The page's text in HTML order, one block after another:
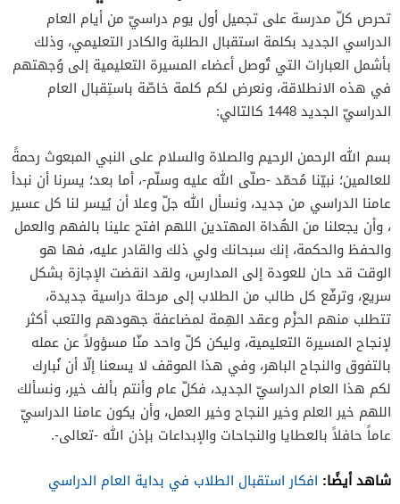
تحرص كلّ مدرسة على تجميل أول يوم دراسيّ من أيام العام
الدراسي الجديد بكلمة استقبال الطلبة والكادر التعليمي، وذلك
بأشمل العبارات التي تُوصل أعضاء المسيرة التعليمية إلى وُجهتهم
في هذه الانطلاقة، ونعرض لكم كلمة خاصّة باستِقبال العام
الدراسيّ الجديد 1448 كالتالي:
بسم الله الرحمن الرحيم والصلاة والسلام على النبي المبعوث رحمةً
للعالمين؛ نبيّنا مُحمّد -صلّى الله عليه وسلّم-، أما بعد؛ يسرنا أن نبدأ
عامنا الدراسي من جديد، ونسأل الله جلّ وعلا أن يُيسر لنا كل عسير
، وأن يجعلنا من الهُداة المهتدين اللهم افتح علينا بالفهم والعمل
والحفظ والحكمة، إنك سبحانك ولي ذلك والقادر عليه، فها هو
الوقت قد حان للعودة إلى المدارس، ولقد انقضت الإجازة بشكل
سريع، وترفّع كل طالب من الطلاب إلى مرحلة دراسية جديدة،
تتطلب منهم الحزْم وعقد الهِمة لمضاعفة جهودهم والتعب أكثر
لإنجاح المسيرة التعليمية، وليكن كلّ واحد منّا مسؤولاً عن عمله
بالتفوق والنجاح الباهر، وفي هذا الموقف لا يسعنا إلّا أن نُبارك
لكم هذا العام الدراسيّ الجديد، فكلّ عام وأنتم بألف خير، ونسألك
اللهم خير العلم وخير النجاح وخير العمل، وأن يكون عامنا الدراسيّ
عاماً حافلاً بالعطايا والنجاحات والإبداعات بإذن الله -تعالى-.
شاهد أيضًا: افكار استقبال الطلاب في بداية العام الدراسي